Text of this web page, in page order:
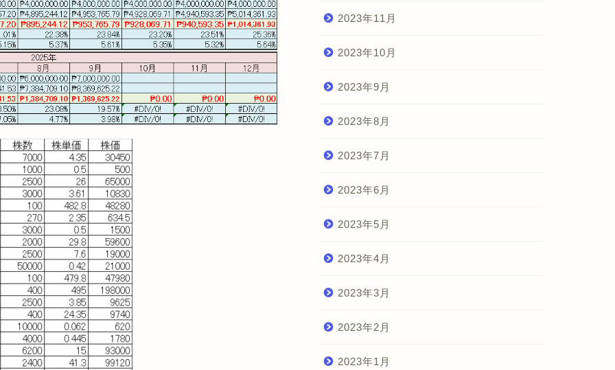
2023年11月
2023年10月
2023年9月
2023年8月
2023年7月
2023年6月
2023年5月
2023年4月
2023年3月
2023年2月
2023年1月